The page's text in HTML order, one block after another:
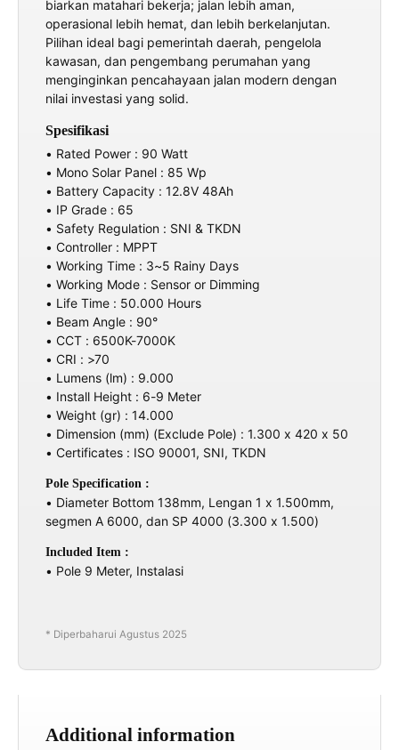
biarkan matahari bekerja; jalan lebih aman,
operasional lebih hemat, dan lebih berkelanjutan.
Pilihan ideal bagi pemerintah daerah, pengelola
kawasan, dan pengembang perumahan yang
menginginkan pencahayaan jalan modern dengan
nilai investasi yang solid.
Spesifikasi
• Rated Power : 90 Watt
• Mono Solar Panel : 85 Wp
• Battery Capacity : 12.8V 48Ah
• IP Grade : 65
• Safety Regulation : SNI & TKDN
• Controller : MPPT
• Working Time : 3~5 Rainy Days
• Working Mode : Sensor or Dimming
• Life Time : 50.000 Hours
• Beam Angle : 90°
• CCT : 6500K-7000K
• CRI : >70
• Lumens (lm) : 9.000
• Install Height : 6-9 Meter
• Weight (gr) : 14.000
• Dimension (mm) (Exclude Pole) : 1.300 x 420 x 50
• Certificates : ISO 90001, SNI, TKDN
Pole Specification :
• Diameter Bottom 138mm, Lengan 1 x 1.500mm,
segmen A 6000, dan SP 4000 (3.300 x 1.500)
Included Item :
• Pole 9 Meter, Instalasi
* Diperbaharui Agustus 2025
Additional information